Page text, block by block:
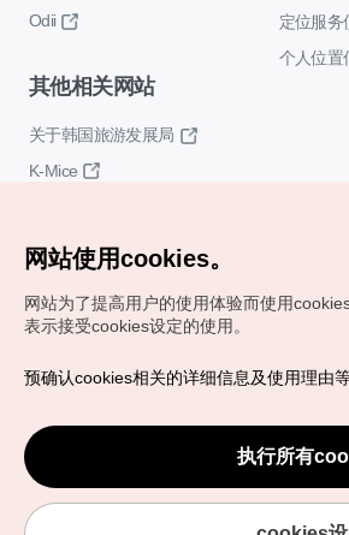
Odii
定位服务
个人位置
其他相关网站
关于韩国旅游发展局
K-Mice
Copyrights (c) 韩国旅游发展局版权所
VISITKOREA官方邮箱
chnsim@knto.or.kr
网站使用cookies。
网站为了提高用户的使用体验而使用cookies
表示接受cookies设定的使用。
预确认cookies相关的详细信息及使用理由
执行所有